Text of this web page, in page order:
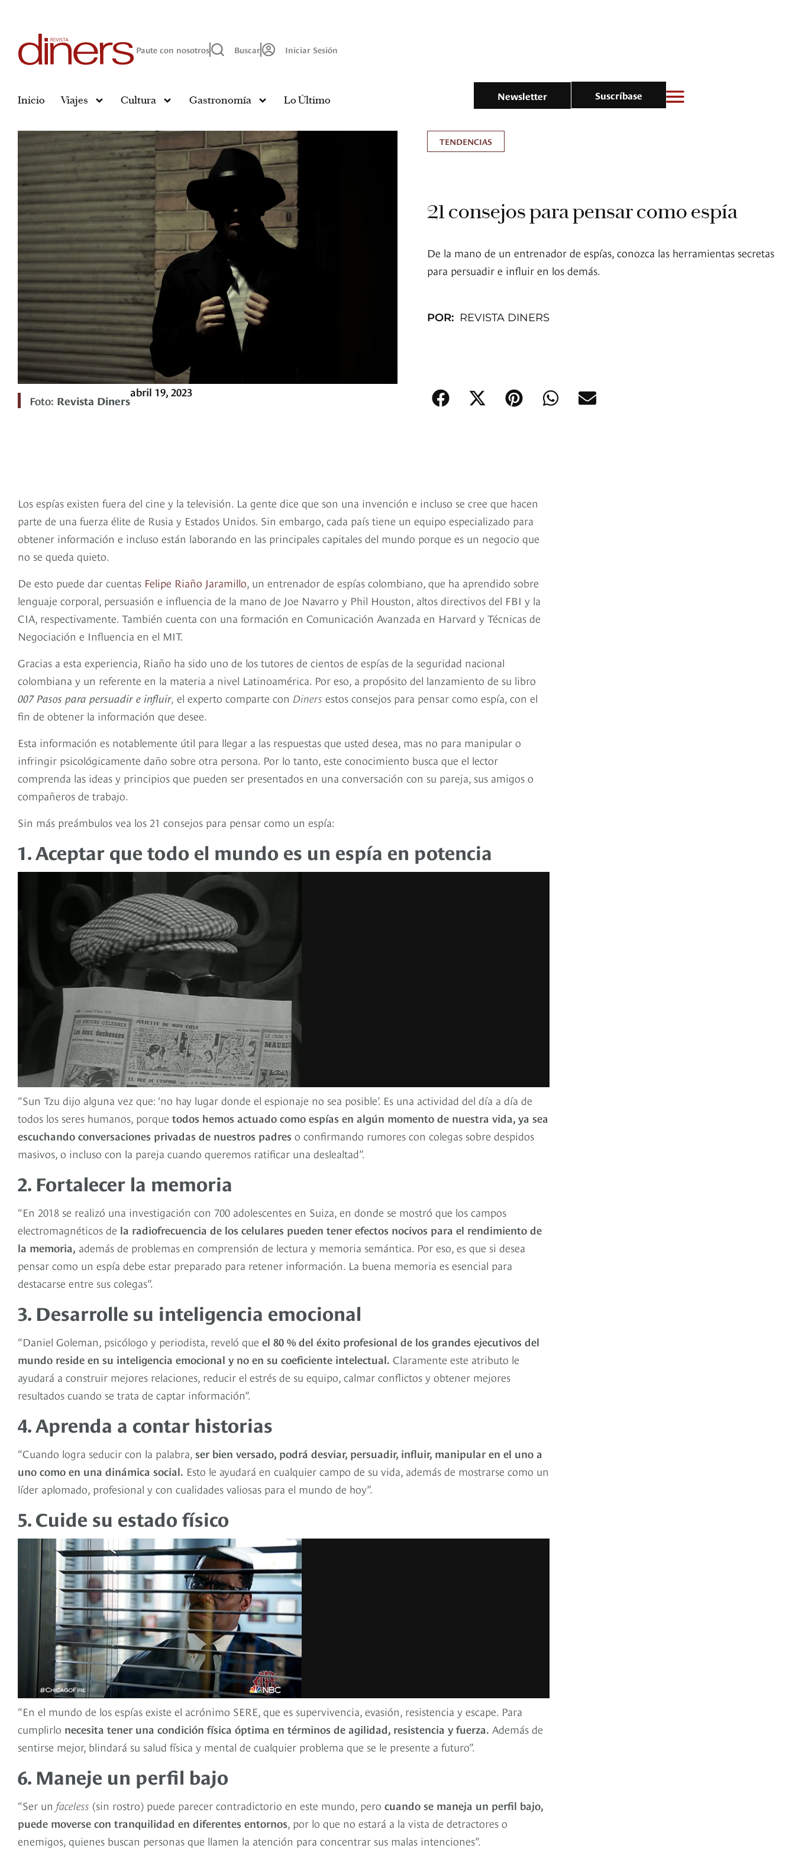
Paute con nosotros Buscar Iniciar Sesión
Inicio Viajes Cultura Gastronomía Lo Último Newsletter Suscríbase
Foto: Revista Diners
abril 19, 2023
TENDENCIAS
21 consejos para pensar como espía
De la mano de un entrenador de espías, conozca las herramientas secretas
para persuadir e influir en los demás.
POR: REVISTA DINERS
Los espías existen fuera del cine y la televisión. La gente dice que son una invención e incluso se cree que hacen
parte de una fuerza élite de Rusia y Estados Unidos. Sin embargo, cada país tiene un equipo especializado para
obtener información e incluso están laborando en las principales capitales del mundo porque es un negocio que
no se queda quieto.
De esto puede dar cuentas Felipe Riaño Jaramillo, un entrenador de espías colombiano, que ha aprendido sobre
lenguaje corporal, persuasión e influencia de la mano de Joe Navarro y Phil Houston, altos directivos del FBI y la
CIA, respectivamente. También cuenta con una formación en Comunicación Avanzada en Harvard y Técnicas de
Negociación e Influencia en el MIT.
Gracias a esta experiencia, Riaño ha sido uno de los tutores de cientos de espías de la seguridad nacional
colombiana y un referente en la materia a nivel Latinoamérica. Por eso, a propósito del lanzamiento de su libro
007 Pasos para persuadir e influir, el experto comparte con Diners estos consejos para pensar como espía, con el
fin de obtener la información que desee.
Esta información es notablemente útil para llegar a las respuestas que usted desea, mas no para manipular o
infringir psicológicamente daño sobre otra persona. Por lo tanto, este conocimiento busca que el lector
comprenda las ideas y principios que pueden ser presentados en una conversación con su pareja, sus amigos o
compañeros de trabajo.
Sin más preámbulos vea los 21 consejos para pensar como un espía:
1. Aceptar que todo el mundo es un espía en potencia
“Sun Tzu dijo alguna vez que: ‘no hay lugar donde el espionaje no sea posible’. Es una actividad del día a día de
todos los seres humanos, porque todos hemos actuado como espías en algún momento de nuestra vida, ya sea
escuchando conversaciones privadas de nuestros padres o confirmando rumores con colegas sobre despidos
masivos, o incluso con la pareja cuando queremos ratificar una deslealtad”.
2. Fortalecer la memoria
“En 2018 se realizó una investigación con 700 adolescentes en Suiza, en donde se mostró que los campos
electromagnéticos de la radiofrecuencia de los celulares pueden tener efectos nocivos para el rendimiento de
la memoria, además de problemas en comprensión de lectura y memoria semántica. Por eso, es que si desea
pensar como un espía debe estar preparado para retener información. La buena memoria es esencial para
destacarse entre sus colegas”.
3. Desarrolle su inteligencia emocional
“Daniel Goleman, psicólogo y periodista, reveló que el 80 % del éxito profesional de los grandes ejecutivos del
mundo reside en su inteligencia emocional y no en su coeficiente intelectual. Claramente este atributo le
ayudará a construir mejores relaciones, reducir el estrés de su equipo, calmar conflictos y obtener mejores
resultados cuando se trata de captar información”.
4. Aprenda a contar historias
“Cuando logra seducir con la palabra, ser bien versado, podrá desviar, persuadir, influir, manipular en el uno a
uno como en una dinámica social. Esto le ayudará en cualquier campo de su vida, además de mostrarse como un
líder aplomado, profesional y con cualidades valiosas para el mundo de hoy”.
5. Cuide su estado físico
“En el mundo de los espías existe el acrónimo SERE, que es supervivencia, evasión, resistencia y escape. Para
cumplirlo necesita tener una condición física óptima en términos de agilidad, resistencia y fuerza. Además de
sentirse mejor, blindará su salud física y mental de cualquier problema que se le presente a futuro”.
6. Maneje un perfil bajo
“Ser un faceless (sin rostro) puede parecer contradictorio en este mundo, pero cuando se maneja un perfil bajo,
puede moverse con tranquilidad en diferentes entornos, por lo que no estará a la vista de detractores o
enemigos, quienes buscan personas que llamen la atención para concentrar sus malas intenciones”.